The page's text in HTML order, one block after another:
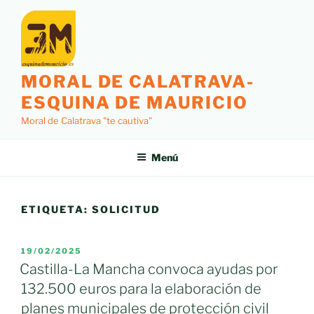
contenido
MORAL DE CALATRAVA-
ESQUINA DE MAURICIO
Moral de Calatrava "te cautiva"
Menú
ETIQUETA: SOLICITUD
PUBLICADO
EL
19/02/2025
Castilla-La Mancha convoca ayudas por
132.500 euros para la elaboración de
planes municipales de protección civil